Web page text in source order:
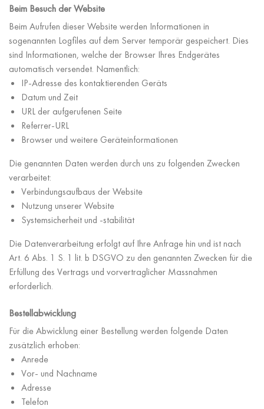
Beim Besuch der Website
Beim Aufrufen dieser Website werden Informationen in
sogenannten Logfiles auf dem Server temporär gespeichert. Dies
sind Informationen, welche der Browser Ihres Endgerätes
automatisch versendet. Namentlich:
IP-Adresse des kontaktierenden Geräts
Datum und Zeit
URL der aufgerufenen Seite
Referrer-URL
Browser und weitere Geräteinformationen
Die genannten Daten werden durch uns zu folgenden Zwecken
verarbeitet:
Verbindungsaufbaus der Website
Nutzung unserer Website
Systemsicherheit und -stabilität
Die Datenverarbeitung erfolgt auf Ihre Anfrage hin und ist nach
Art. 6 Abs. 1 S. 1 lit. b DSGVO zu den genannten Zwecken für die
Erfüllung des Vertrags und vorvertraglicher Massnahmen
erforderlich.
Bestellabwicklung
Für die Abwicklung einer Bestellung werden folgende Daten
zusätzlich erhoben:
Anrede
Vor- und Nachname
Adresse
Telefon